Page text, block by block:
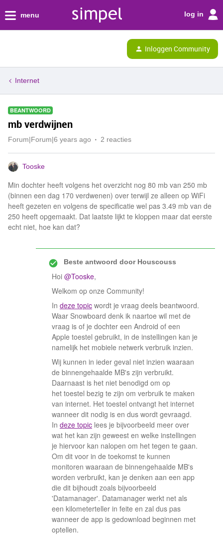
menu log in
Inloggen Community
Internet
BEANTWOORD
mb verdwijnen
Forum|Forum|6 years ago 2 reacties
Tooske
Min dochter heeft volgens het overzicht nog 80 mb van 250 mb
(binnen een dag 170 verdwenen) over terwijl ze alleen op WiFi
heeft gezeten en volgens de specificatie wel pas 3.49 mb van de
250 heeft opgemaakt. Dat laatste lijkt te kloppen maar dat eerste
echt niet, hoe kan dat?
Beste antwoord doorHouscouss
Hoi @Tooske,
Welkom op onze Community!
In deze topic wordt je vraag deels beantwoord.
Waar Snowboard denk ik naartoe wil met de
vraag is of je dochter een Android of een
Apple toestel gebruikt, in de instellingen kan je
namelijk het mobiele netwerk verbruik inzien.
Wij kunnen in ieder geval niet inzien waaraan
de binnengehaalde MB's zijn verbruikt.
Daarnaast is het niet benodigd om op
het toestel bezig te zijn om verbruik te maken
van internet. Het toestel ontvangt het internet
wanneer dit nodig is en dus wordt gevraagd.
In deze topic lees je bijvoorbeeld meer over
wat het kan zijn geweest en welke instellingen
je hiervoor kan nalopen om het tegen te gaan.
Om dit voor in de toekomst te kunnen
monitoren waaraan de binnengehaalde MB's
worden verbruikt, kan je denken aan een app
die dit bijhoudt zoals bijvoorbeeld
'Datamanager'. Datamanager werkt net als
een kilometerteller in feite en zal dus pas
wanneer de app is gedownload beginnen met
optellen.